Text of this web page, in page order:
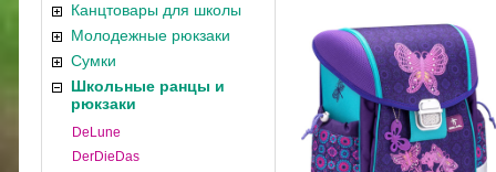
Канцтовары для школы
Молодежные рюкзаки
Сумки
Школьные ранцы и
рюкзаки
DeLune
DerDieDas